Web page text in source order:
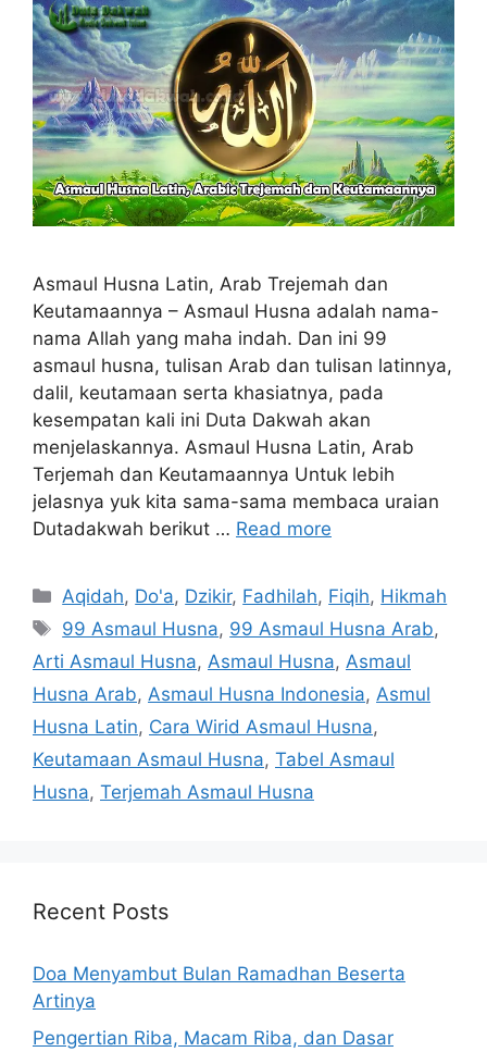
Asmaul Husna Latin, Arab Trejemah dan
Keutamaannya – Asmaul Husna adalah nama-
nama Allah yang maha indah. Dan ini 99
asmaul husna, tulisan Arab dan tulisan latinnya,
dalil, keutamaan serta khasiatnya, pada
kesempatan kali ini Duta Dakwah akan
menjelaskannya. Asmaul Husna Latin, Arab
Terjemah dan Keutamaannya Untuk lebih
jelasnya yuk kita sama-sama membaca uraian
Dutadakwah berikut … Read more
Categories
Aqidah, Do'a, Dzikir, Fadhilah, Fiqih, Hikmah
Tags
99 Asmaul Husna, 99 Asmaul Husna Arab,
Arti Asmaul Husna, Asmaul Husna, Asmaul
Husna Arab, Asmaul Husna Indonesia, Asmul
Husna Latin, Cara Wirid Asmaul Husna,
Keutamaan Asmaul Husna, Tabel Asmaul
Husna, Terjemah Asmaul Husna
Recent Posts
Doa Menyambut Bulan Ramadhan Beserta
Artinya
Pengertian Riba, Macam Riba, dan Dasar